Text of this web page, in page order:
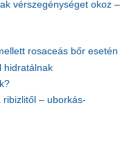
vérszegénységet okoz –
rosaceás bőr esetén
hidratálnak
– uborkás-